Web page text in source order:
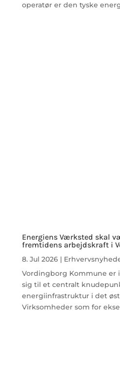
operatør er den tyske
Energiens Værksted skal
fremtidens arbejdskraft i
8. Jul 2026|
Vordingborg Kommune er
sig til et centralt
energiinfrastruktur i det
Virksomheder som for